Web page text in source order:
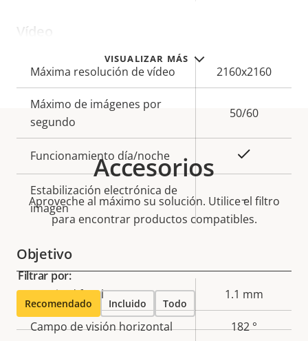
VISUALIZAR MÁS
Vídeo
Descripción
de
propiedad
Valor de
la
propiedad
Máxima resolución de vídeo 2160x2160
Máximo de imágenes por
segundo
50/60
Funcionamiento día/noche
Estabilización electrónica de
imagen
–
Objetivo
Descripción
de
propiedad
Valor de
la
propiedad
Longitud focal 1.1 mm
Campo de visión horizontal 182 °
Accesorios
Aproveche al máximo su solución. Utilice el filtro
para encontrar productos compatibles.
Filtrar por:
Recomendado Incluido Todo